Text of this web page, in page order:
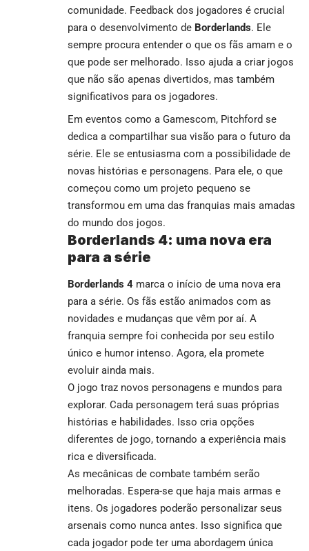
comunidade. Feedback dos jogadores é crucial
para o desenvolvimento de Borderlands. Ele
sempre procura entender o que os fãs amam e o
que pode ser melhorado. Isso ajuda a criar jogos
que não são apenas divertidos, mas também
significativos para os jogadores.
Em eventos como a Gamescom, Pitchford se
dedica a compartilhar sua visão para o futuro da
série. Ele se entusiasma com a possibilidade de
novas histórias e personagens. Para ele, o que
começou como um projeto pequeno se
transformou em uma das franquias mais amadas
do mundo dos jogos.
Borderlands 4: uma nova era
para a série
Borderlands 4 marca o início de uma nova era
para a série. Os fãs estão animados com as
novidades e mudanças que vêm por aí. A
franquia sempre foi conhecida por seu estilo
único e humor intenso. Agora, ela promete
evoluir ainda mais.
O jogo traz novos personagens e mundos para
explorar. Cada personagem terá suas próprias
histórias e habilidades. Isso cria opções
diferentes de jogo, tornando a experiência mais
rica e diversificada.
As mecânicas de combate também serão
melhoradas. Espera-se que haja mais armas e
itens. Os jogadores poderão personalizar seus
arsenais como nunca antes. Isso significa que
cada jogador pode ter uma abordagem única